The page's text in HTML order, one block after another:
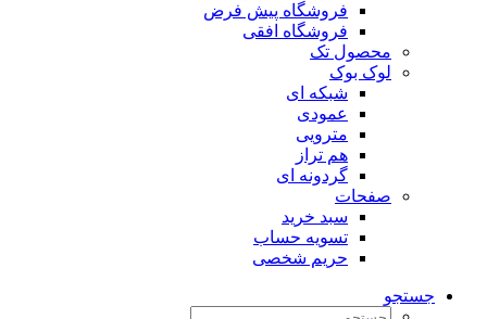
فروشگاه پیش فرض
فروشگاه افقی
محصول تک
لوک بوک
شبکه ای
عمودی
مترویی
هم تراز
گردونه ای
صفحات
سبد خرید
تسویه حساب
حریم شخصی
جستجو